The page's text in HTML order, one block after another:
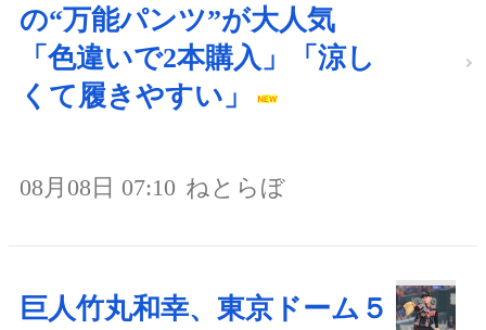
の“万能パンツ”が大人気
「色違いで2本購入」「涼し
くて履きやすい」
08月08日 07:10 ねとらぼ
巨人竹丸和幸、東京ドーム５